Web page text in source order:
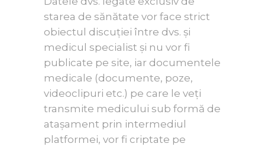
starea de sănătate vor face strict
obiectul discuției între dvs. și
medicul specialist și nu vor fi
publicate pe site, iar documentele
medicale (documente, poze,
videoclipuri etc.) pe care le veți
transmite medicului sub formă de
atașament prin intermediul
platformei, vor fi criptate pe